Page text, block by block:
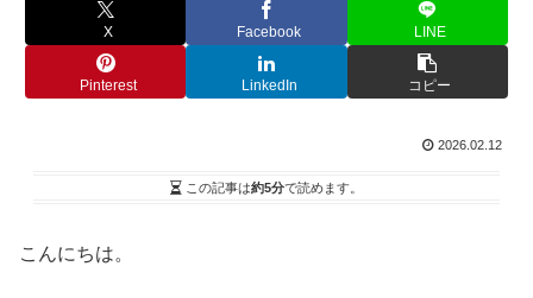
X Facebook LINE
Pinterest LinkedIn コピー
2026.02.12
この記事は約5分で読めます。
こんにちは。